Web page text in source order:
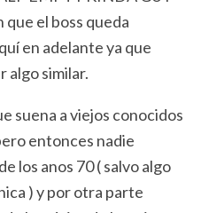
el boss queda
en adelante ya que
algo similar.
suena a viejos conocidos
entonces nadie
los anos 70 ( salvo algo
) y por otra parte